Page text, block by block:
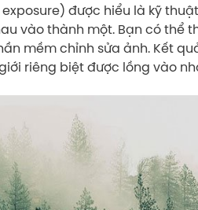
được hiểu là kỹ
vào thành một. Bạn có thể
mềm chỉnh sửa ảnh. Kết
riêng biệt được lồng vào